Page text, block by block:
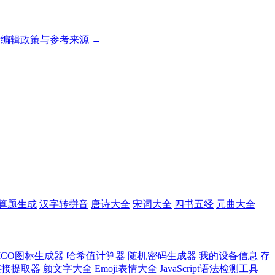
辑政策与参考来源 →
题生成 汉字转拼音 唐诗大全 宋词大全 四书五经 元曲大全
图标生成器 哈希值计算器 随机密码生成器 我的设备信息 存
提取器 颜文字大全 Emoji表情大全 JavaScript语法检测工具